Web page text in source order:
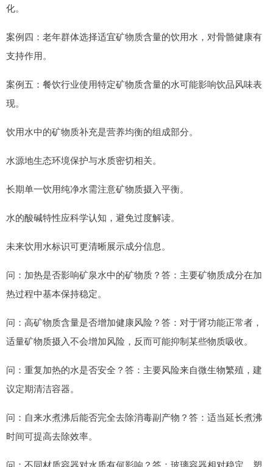
化。
案例四：老年群体选择适宜矿物质含量的饮用水，对骨骼健康有
支持作用。
案例五：餐饮行业使用特定矿物质含量的水可能影响饮品风味表
现。
饮用水中的矿物质补充是营养均衡的组成部分。
水源地生态环境保护与水质密切相关。
长期单一饮用纯净水需注意矿物质摄入平衡。
水的酸碱特性应科学认知，避免过度解读。
未来饮用水标识可更清晰展示成分信息。
问：加热是否影响矿泉水中的矿物质？答：主要矿物质成分在加
热过程中基本保持稳定。
问：高矿物质含量是否增加健康风险？答：对于肾功能正常者，
适量矿物质摄入不会增加风险，反而可能抑制某些物质吸收。
问：重复加热的水是否安全？答：主要风险来自微生物繁殖，建
议定期清洁容器。
问：自来水煮沸后能否完全去除消毒副产物？答：适当延长煮沸
时间可提高去除效率。
问：不同材质容器对水质有何影响？答：玻璃容器相对稳定，塑